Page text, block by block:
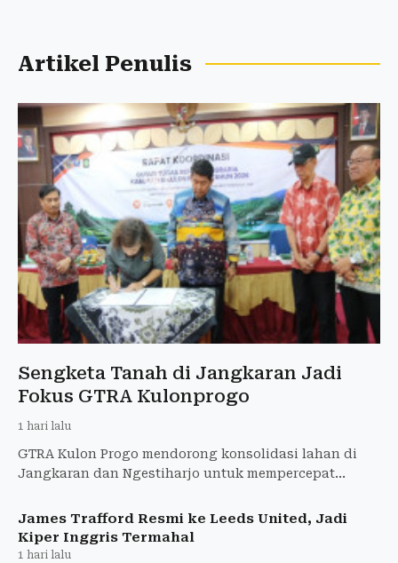
Artikel Penulis
Sengketa Tanah di Jangkaran Jadi
Fokus GTRA Kulonprogo
1 hari lalu
GTRA Kulon Progo mendorong konsolidasi lahan di
Jangkaran dan Ngestiharjo untuk mempercepat
James Trafford Resmi ke Leeds United, Jadi
Kiper Inggris Termahal
1 hari lalu